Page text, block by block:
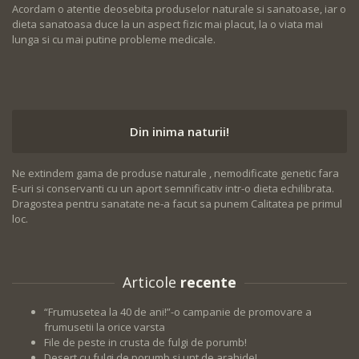
Acordam o atentie deosebita produselor naturale si sanatoase, iar o
dieta sanatoasa duce la un aspect fizic mai placut, la o viata mai
lunga si cu mai putine probleme medicale.
Din inima naturii!
Ne extindem gama de produse naturale , nemodificate genetic fara
E-uri si conservanti cu un aport semnificativ intr-o dieta echilibrata.
Dragostea pentru sanatate ne-a facut sa punem Calitatea pe primul
loc.
Articole recente
“Frumusetea la 40 de ani!”-o campanie de promovare a
frumusetii la orice varsta
File de peste in crusta de fulgi de porumb!